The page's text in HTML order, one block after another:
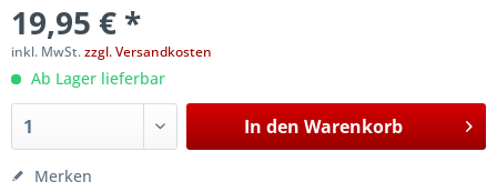
19,95 € *
inkl. MwSt.zzgl. Versandkosten
Ab Lager lieferbar
In den Warenkorb
Merken